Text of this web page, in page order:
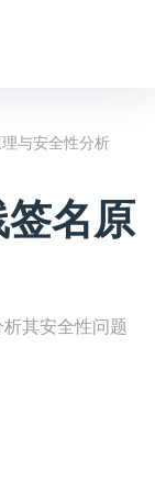
与安全性分析
名原
其安全性问题